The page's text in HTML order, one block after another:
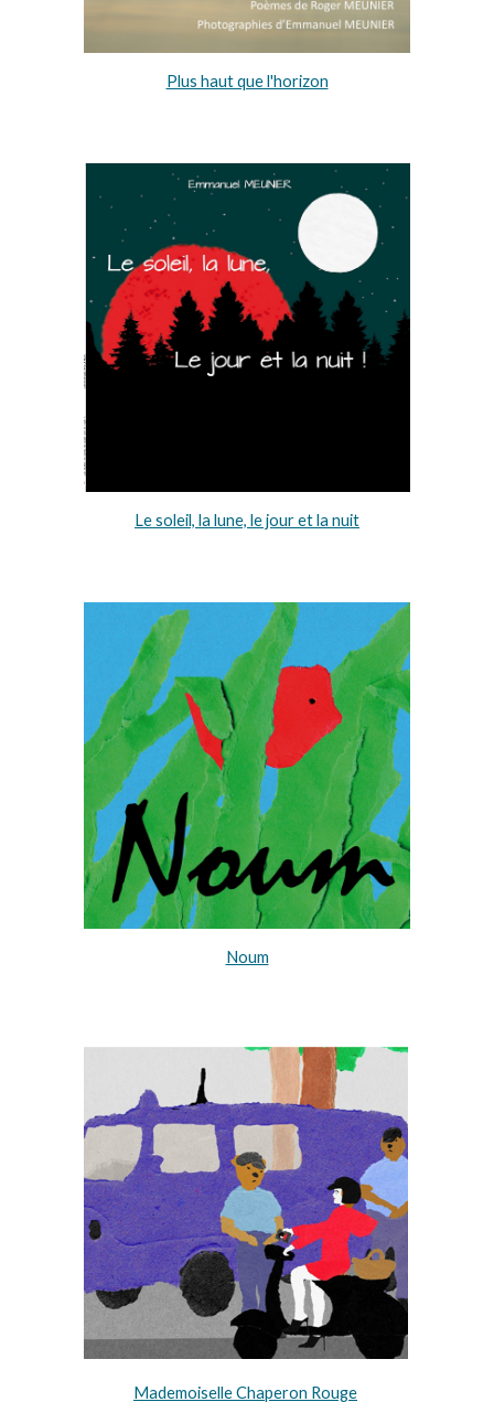
Plus haut que l'horizon
Le soleil, la lune, le jour et la nuit
Noum
Mademoiselle Chaperon Rouge